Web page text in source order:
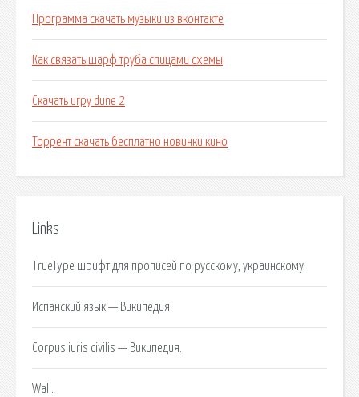
Программа скачать музыки из вконтакте
Как связать шарф труба спицами схемы
Скачать игру dune 2
Торрент скачать бесплатно новинки кино
Links
TrueType шрифт для прописей по русскому, украинскому.
Испанский язык — Википедия.
Corpus iuris civilis — Википедия.
Wall.